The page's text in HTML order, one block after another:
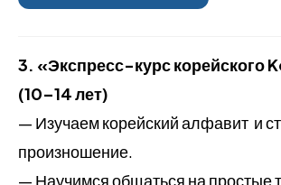
3. «Экспресс-курс корейского
(10–14 лет)
— Изучаем корейский алфавит и
произношение.
— Научимся общаться на простые